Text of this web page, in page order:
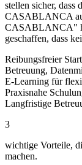
stellen sicher, dass
CASABLANCA
CASABLANCA"
geschaffen, dass
Reibungsfreier
Betreuung,
E-Learning für
Praxisnahe
Langfristige
3
wichtige Vorteile,
machen.